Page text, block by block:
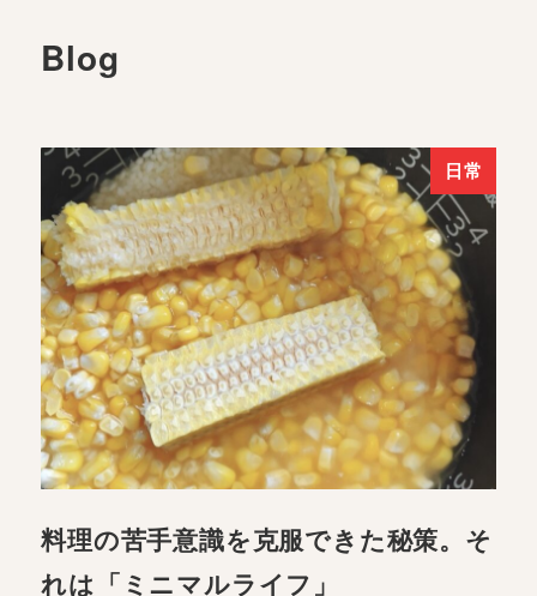
Blog
日常
料理の苦手意識を克服できた秘策。そ
れは「ミニマルライフ」